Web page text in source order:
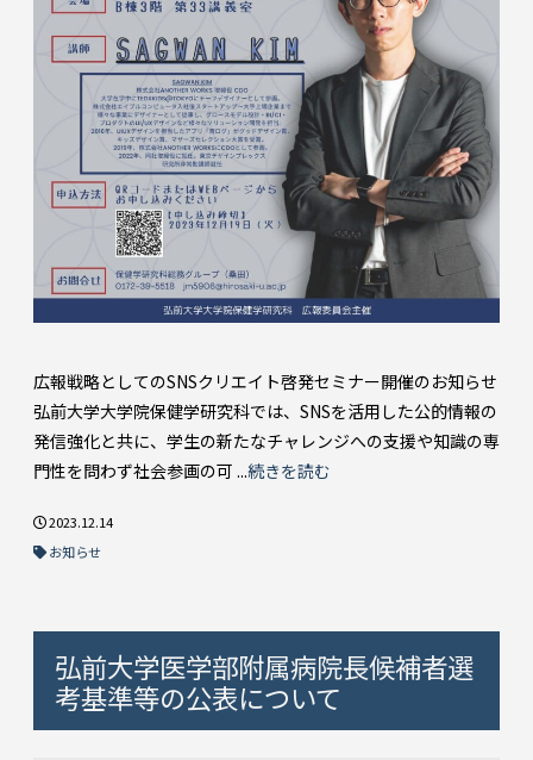
広報戦略としてのSNSクリエイト啓発セミナー開催のお知らせ
弘前大学大学院保健学研究科では、SNSを活用した公的情報の
発信強化と共に、学生の新たなチャレンジへの支援や知識の専
門性を問わず社会参画の可 ...続きを読む
2023.12.14
お知らせ
弘前大学医学部附属病院長候補者選
考基準等の公表について